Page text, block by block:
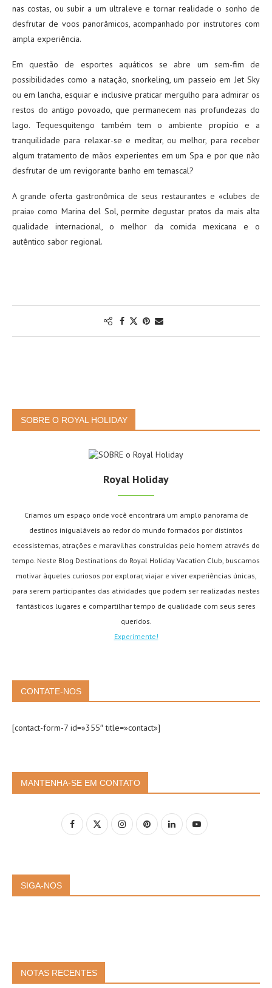
nas costas, ou subir a um ultraleve e tornar realidade o sonho de
desfrutar de voos panorâmicos, acompanhado por instrutores com
ampla experiência.
Em questão de esportes aquáticos se abre um sem-fim de
possibilidades como a natação, snorkeling, um passeio em Jet Sky
ou em lancha, esquiar e inclusive praticar mergulho para admirar os
restos do antigo povoado, que permanecem nas profundezas do
lago. Tequesquitengo também tem o ambiente propício e a
tranquilidade para relaxar-se e meditar, ou melhor, para receber
algum tratamento de mãos experientes em um Spa e por que não
desfrutar de um revigorante banho em temascal?
A grande oferta gastronômica de seus restaurantes e «clubes de
praia» como Marina del Sol, permite degustar pratos da mais alta
qualidade internacional, o melhor da comida mexicana e o
autêntico sabor regional.
SOBRE O ROYAL HOLIDAY
Royal Holiday
Criamos um espaço onde você encontrará um amplo panorama de
destinos inigualáveis ao redor do mundo formados por distintos
ecossistemas, atrações e maravilhas construídas pelo homem através do
tempo. Neste Blog Destinations do Royal Holiday Vacation Club, buscamos
motivar àqueles curiosos por explorar, viajar e viver experiências únicas,
para serem participantes das atividades que podem ser realizadas nestes
fantásticos lugares e compartilhar tempo de qualidade com seus seres
queridos.
Experimente!
CONTATE-NOS
[contact-form-7 id=»355″ title=»contact»]
MANTENHA-SE EM CONTATO
SIGA-NOS
NOTAS RECENTES